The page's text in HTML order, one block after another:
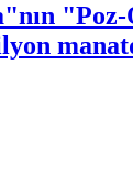
"Poz-